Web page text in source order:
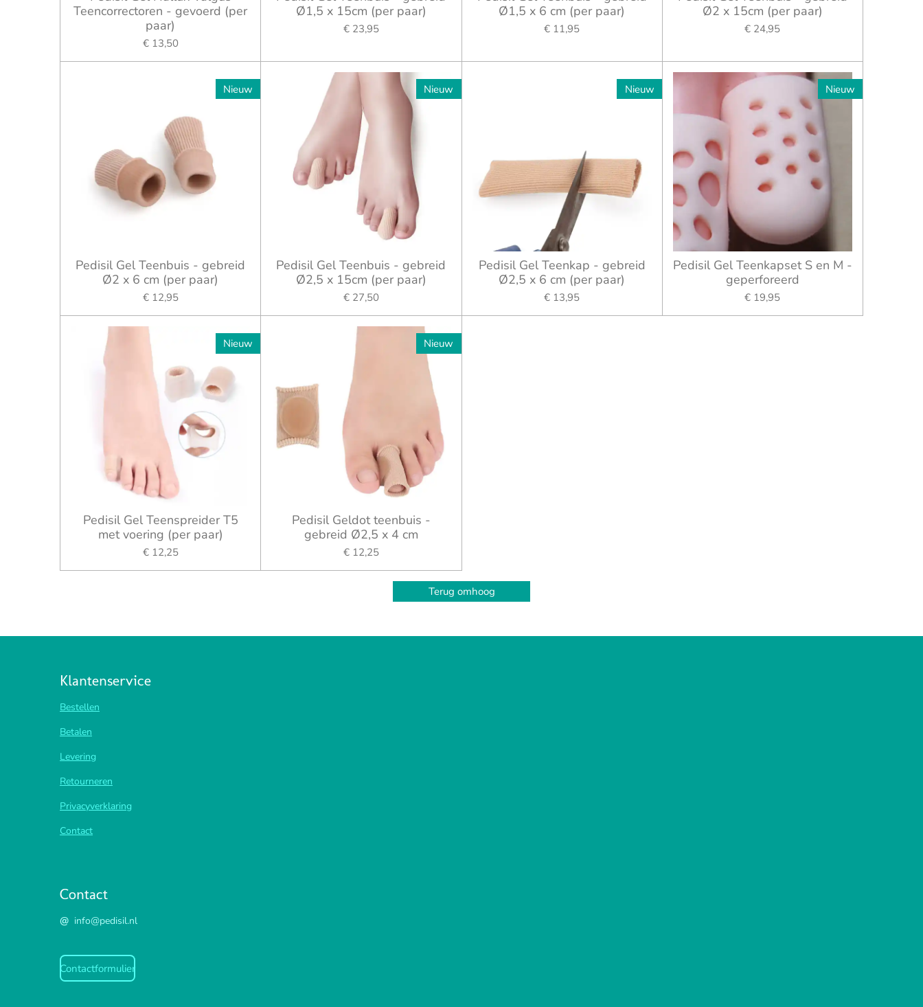
Teencorrectoren - gevoerd (per
paar)
€ 13,50
Ø1,5 x 15cm (per paar)
€ 23,95
Ø1,5 x 6 cm (per paar)
€ 11,95
Ø2 x 15cm (per paar)
€ 24,95
Nieuw
Pedisil Gel Teenbuis - gebreid
Ø2 x 6 cm (per paar)
€ 12,95
Nieuw
Pedisil Gel Teenbuis - gebreid
Ø2,5 x 15cm (per paar)
€ 27,50
Nieuw
Pedisil Gel Teenkap - gebreid
Ø2,5 x 6 cm (per paar)
€ 13,95
Nieuw
Pedisil Gel Teenkapset S en M -
geperforeerd
€ 19,95
Nieuw
Pedisil Gel Teenspreider T5
met voering (per paar)
€ 12,25
Nieuw
Pedisil Geldot teenbuis -
gebreid Ø2,5 x 4 cm
€ 12,25
Terug omhoog
Klantenservice
Bestellen
Betalen
Levering
Retourneren
Privacyverklaring
Contact
Contact
@ info@pedisil.nl
Contactformulier